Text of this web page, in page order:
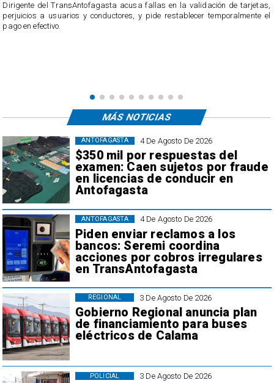
​Dirigente del TransAntofagasta acusa fallas en la validación de tarjetas,
perjuicios a usuarios y conductores, y pide restablecer temporalmente el
pago en efectivo.
4 De Agosto De 2026
$350 mil por respuestas del
examen: Caen sujetos por fraude
en licencias de conducir en
Antofagasta
ANTOFAGASTA
4 De Agosto De 2026
Piden enviar reclamos a los
bancos: Seremi coordina
acciones por cobros irregulares
en TransAntofagasta
ANTOFAGASTA
3 De Agosto De 2026
Gobierno Regional anuncia plan
de financiamiento para buses
eléctricos de Calama
REGIONAL
3 De Agosto De 2026
POLICIAL
MÁS NOTICIAS